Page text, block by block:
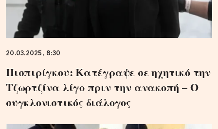
20.03.2025, 8:30
Πισπιρίγκου: Κατέγραψε σε ηχητικό την
Τζωρτζίνα λίγο πριν την ανακοπή – Ο
συγκλονιστικός διάλογος